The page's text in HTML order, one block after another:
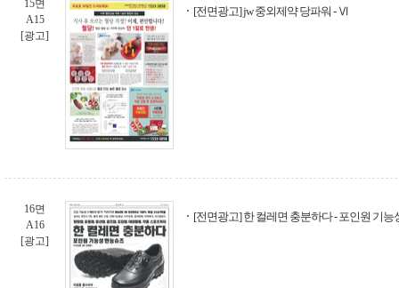
15면
A15
[광고]
[전면광고] jw 중외제약 당파워 - Ⅵ
16면
A16
[광고]
[전면광고] 한 컬레면 충분하다 - 포인원 기능